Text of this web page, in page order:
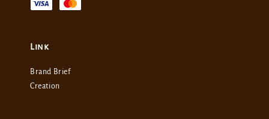
Link
Brand Brief
Creation